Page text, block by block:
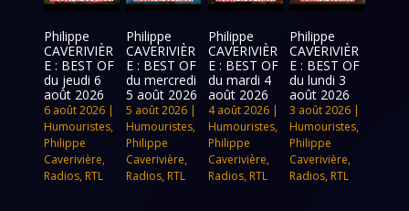
Philippe
CAVERIVIÈR
E : BEST OF
du jeudi 6
août 2026
6 août 2026 |
Humouristes,
Philippe
Caverivière,
Radios, RTL
Philippe
CAVERIVIÈR
E : BEST OF
du mercredi
5 août 2026
5 août 2026|
Humouristes,
Philippe
Caverivière,
Radios, RTL
Philippe
CAVERIVIÈR
E : BEST OF
du mardi 4
août 2026
4 août 2026|
Humouristes,
Philippe
Caverivière,
Radios, RTL
Philippe
CAVERIVIÈR
E : BEST OF
du lundi 3
août 2026
3 août 2026 |
Humouristes,
Philippe
Caverivière,
Radios, RTL